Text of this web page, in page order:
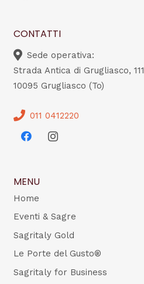
CONTATTI
Sede operativa:
Strada Antica di Grugliasco, 111
10095 Grugliasco (To)
011 0412220
MENU
Home
Eventi & Sagre
Sagritaly Gold
Le Porte del Gusto®
Sagritaly for Business